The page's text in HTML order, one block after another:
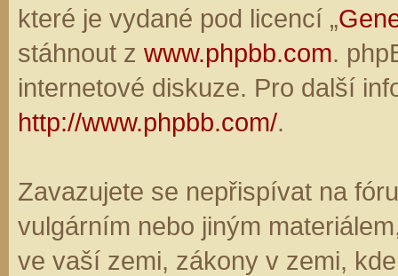
které je vydané pod licencí „
stáhnout z www.phpbb.com.
internetové diskuze. Pro další
http://www.phpbb.com/.
Zavazujete se nepřispívat na
vulgárním nebo jiným
ve vaší zemi, zákony v zemi,